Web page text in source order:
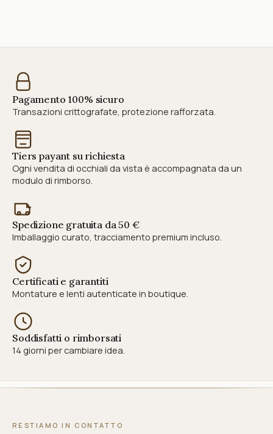
Pagamento 100% sicuro
Transazioni crittografate, protezione rafforzata.
Tiers payant su richiesta
Ogni vendita di occhiali da vista è accompagnata da un
modulo di rimborso.
Spedizione gratuita da 50 €
Imballaggio curato, tracciamento premium incluso.
Certificati e garantiti
Montature e lenti autenticate in boutique.
Soddisfatti o rimborsati
14 giorni per cambiare idea.
RESTIAMO IN CONTATTO